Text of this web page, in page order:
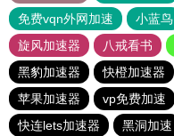
免费vqn外网加速
小蓝鸟
旋风加速器
八戒看书
黑豹加速器
快橙加速器
苹果加速器
vp免费加速
快连lets加速器
黑洞加速